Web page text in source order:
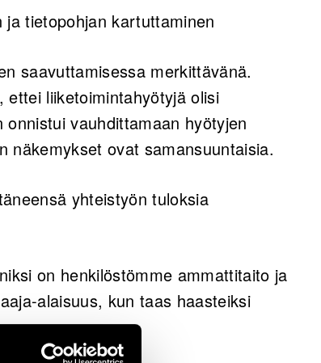
ja tietopohjan kartuttaminen
saavuttamisessa merkittävänä.
liiketoimintahyötyjä olisi
vauhdittamaan hyötyjen
näkemykset ovat samansuuntaisia.
yhteistyön tuloksia
on henkilöstömme ammattitaito ja
alaisuus, kun taas haasteiksi